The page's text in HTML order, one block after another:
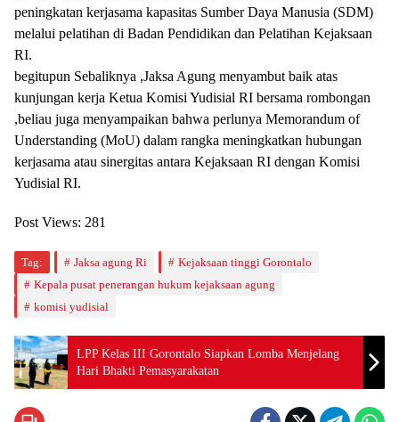
peningkatan kerjasama kapasitas Sumber Daya Manusia (SDM)
melalui pelatihan di Badan Pendidikan dan Pelatihan Kejaksaan
RI.
begitupun Sebaliknya ,Jaksa Agung menyambut baik atas
kunjungan kerja Ketua Komisi Yudisial RI bersama rombongan
,beliau juga menyampaikan bahwa perlunya Memorandum of
Understanding (MoU) dalam rangka meningkatkan hubungan
kerjasama atau sinergitas antara Kejaksaan RI dengan Komisi
Yudisial RI.
Post Views: 281
Tag: Jaksa agung Ri
Kejaksaan tinggi Gorontalo
Kepala pusat penerangan hukum kejaksaan agung
komisi yudisial
LPP Kelas III Gorontalo Siapkan Lomba Menjelang
Hari Bhakti Pemasyarakatan